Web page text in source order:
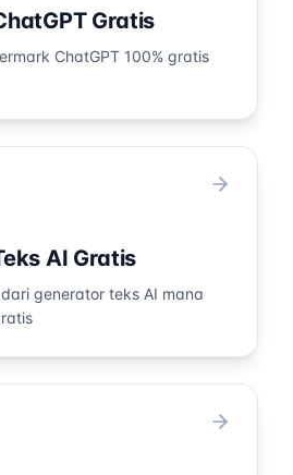
Gratis
ChatGPT 100% gratis
AI Gratis
generator teks AI mana